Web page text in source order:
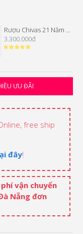
ƯU ĐÃI
Rượu Chivas 21 Năm Hộp Quà Tết 2026
3.300.000đ
free ship
đây!
vận chuyển
Nẵng đơn